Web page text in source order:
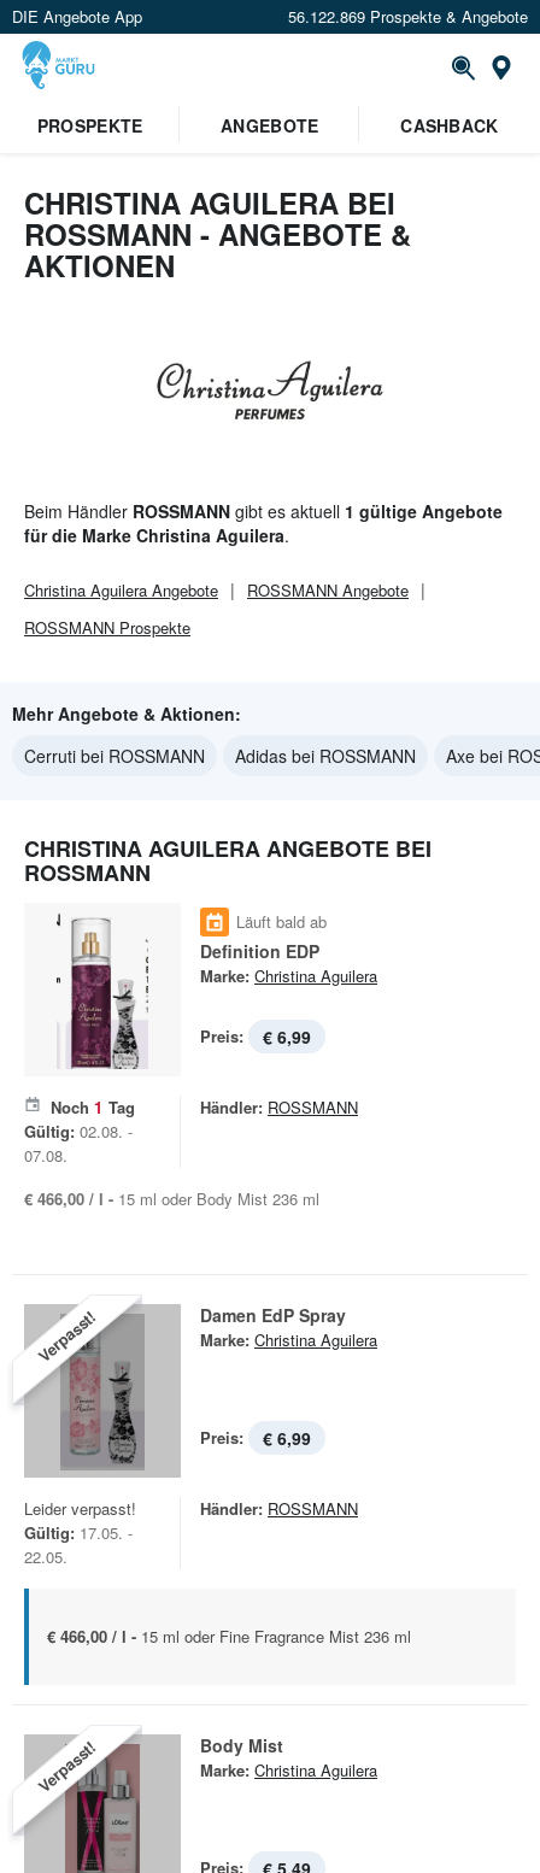
DIE Angebote App 56.122.869 Prospekte & Angebote
Standort festlegen
PROSPEKTE ANGEBOTE CASHBACK
CHRISTINA AGUILERA BEI
ROSSMANN - ANGEBOTE &
AKTIONEN
Beim Händler ROSSMANN gibt es aktuell 1 gültige Angebote
für die Marke Christina Aguilera.
Christina Aguilera Angebote ROSSMANN Angebote
ROSSMANN Prospekte
Mehr Angebote & Aktionen:
Cerruti bei ROSSMANN
Adidas bei ROSSMANN Axe bei
CHRISTINA AGUILERA ANGEBOTE BEI
ROSSMANN
Läuft bald ab
Definition EDP
Marke: Christina Aguilera
Preis: € 6,99
Noch 1 Tag
Gültig: 02.08. -
07.08.
Händler: ROSSMANN
€ 466,00 / l - 15 ml oder Body Mist 236 ml
Verpasst! Damen EdP Spray
Marke: Christina Aguilera
Preis: € 6,99
Leider verpasst!
Gültig: 17.05. -
22.05.
Händler: ROSSMANN
€ 466,00 / l - 15 ml oder Fine Fragrance Mist 236 ml
Verpasst! Body Mist
Marke: Christina Aguilera
Preis: € 5,49